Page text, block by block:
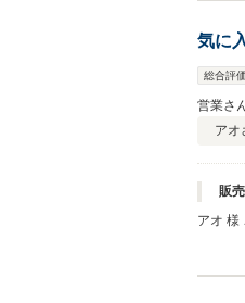
気に
総合評価
営業さ
アオ
販
アオ 様